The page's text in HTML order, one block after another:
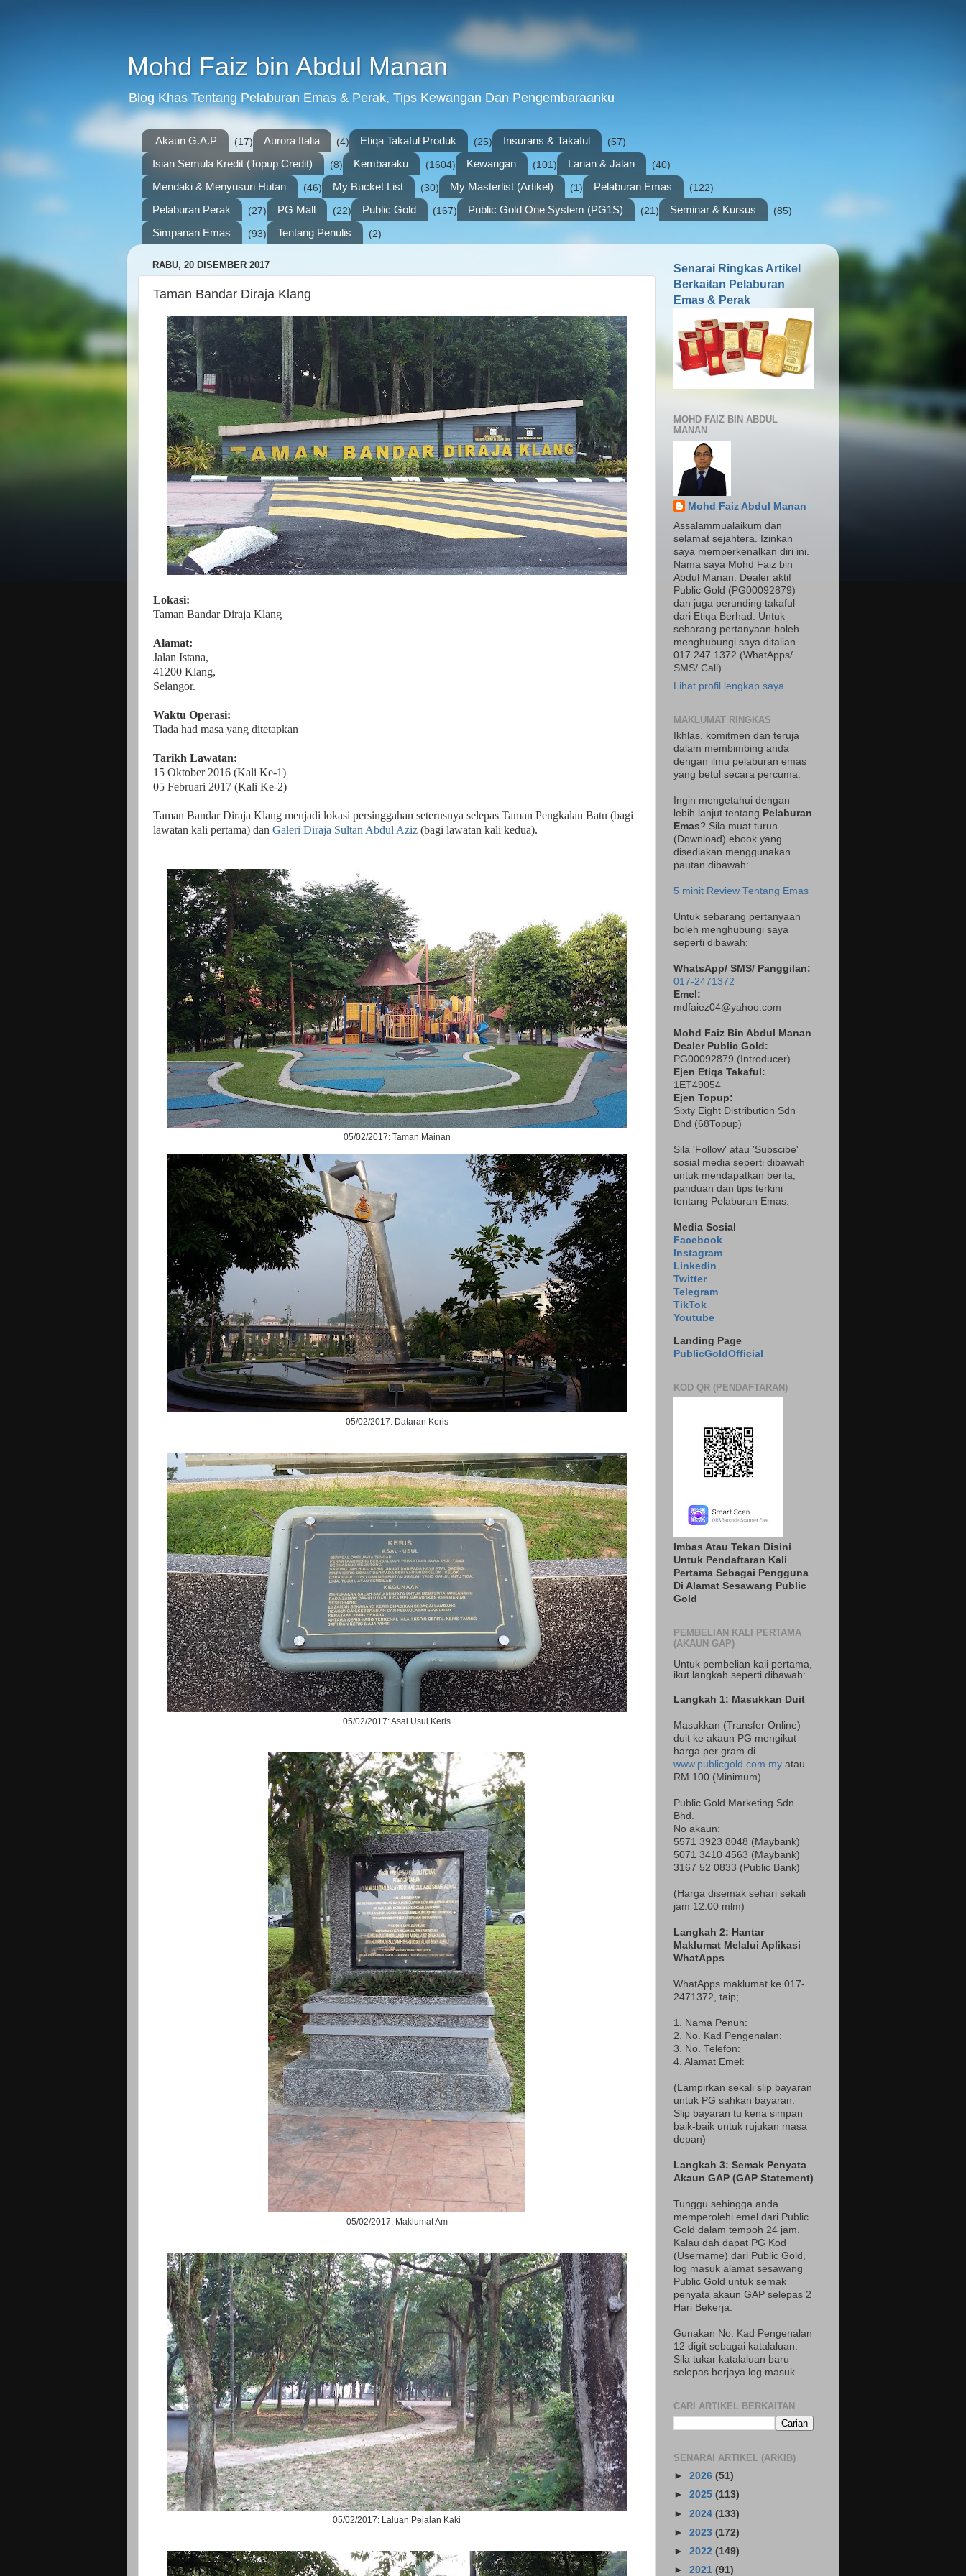
Mohd Faiz bin Abdul Manan
Blog Khas Tentang Pelaburan Emas & Perak, Tips Kewangan Dan Pengembaraanku
Akaun G.A.P (17) Aurora Italia (4) Etiqa Takaful Produk (25) Insurans & Takaful (57)
Isian Semula Kredit (Topup Credit) (8) Kembaraku (1604) Kewangan (101) Larian & Jalan (40)
Mendaki & Menyusuri Hutan (46) My Bucket List (30) My Masterlist (Artikel) (1) Pelaburan Emas (122)
Pelaburan Perak (27) PG Mall (22) Public Gold (167) Public Gold One System (PG1S) (21) Seminar & Kursus (85)
Simpanan Emas (93) Tentang Penulis (2)
RABU, 20 DISEMBER 2017
Taman Bandar Diraja Klang
Lokasi:
Taman Bandar Diraja Klang
Alamat:
Jalan Istana,
41200 Klang,
Selangor.
Waktu Operasi:
Tiada had masa yang ditetapkan
Tarikh Lawatan:
15 Oktober 2016 (Kali Ke-1)
05 Februari 2017 (Kali Ke-2)
Taman Bandar Diraja Klang menjadi lokasi persinggahan seterusnya selepas Taman Pengkalan Batu (bagi
lawatan kali pertama) dan Galeri Diraja Sultan Abdul Aziz (bagi lawatan kali kedua).
05/02/2017: Taman Mainan
05/02/2017: Dataran Keris
05/02/2017: Asal Usul Keris
05/02/2017: Maklumat Am
05/02/2017: Laluan Pejalan Kaki
Senarai Ringkas Artikel
Berkaitan Pelaburan
Emas & Perak
MOHD FAIZ BIN ABDUL
MANAN
Mohd Faiz Abdul Manan
Assalammualaikum dan
selamat sejahtera. Izinkan
saya memperkenalkan diri ini.
Nama saya Mohd Faiz bin
Abdul Manan. Dealer aktif
Public Gold (PG00092879)
dan juga perunding takaful
dari Etiqa Berhad. Untuk
sebarang pertanyaan boleh
menghubungi saya ditalian
017 247 1372 (WhatApps/
SMS/ Call)
Lihat profil lengkap saya
MAKLUMAT RINGKAS
Ikhlas, komitmen dan teruja
dalam membimbing anda
dengan ilmu pelaburan emas
yang betul secara percuma.
Ingin mengetahui dengan
lebih lanjut tentang Pelaburan
Emas? Sila muat turun
(Download) ebook yang
disediakan menggunakan
pautan dibawah:
5 minit Review Tentang Emas
Untuk sebarang pertanyaan
boleh menghubungi saya
seperti dibawah;
WhatsApp/ SMS/ Panggilan:
017-2471372
Emel:
mdfaiez04@yahoo.com
Mohd Faiz Bin Abdul Manan
Dealer Public Gold:
PG00092879 ( Introducer)
Ejen Etiqa Takaful:
1ET49054
Ejen Topup:
Sixty Eight Distribution Sdn
Bhd (68Topup)
Sila 'Follow' atau 'Subscibe'
sosial media seperti dibawah
untuk mendapatkan berita,
panduan dan tips terkini
tentang Pelaburan Emas.
Media Sosial
Facebook
Instagram
Linkedin
Twitter
Telegram
TikTok
Youtube
Landing Page
PublicGoldOfficial
KOD QR (PENDAFTARAN)
Imbas Atau Tekan Disini
Untuk Pendaftaran Kali
Pertama Sebagai Pengguna
Di Alamat Sesawang Public
Gold
PEMBELIAN KALI PERTAMA
(AKAUN GAP)
Untuk pembelian kali pertama,
ikut langkah seperti dibawah:
Langkah 1: Masukkan Duit
Masukkan (Transfer Online)
duit ke akaun PG mengikut
harga per gram di
www.publicgold.com.my atau
RM 100 (Minimum)
Public Gold Marketing Sdn.
Bhd.
No akaun:
5571 3923 8048 (Maybank)
5071 3410 4563 (Maybank)
3167 52 0833 (Public Bank)
(Harga disemak sehari sekali
jam 12.00 mlm)
Langkah 2: Hantar
Maklumat Melalui Aplikasi
WhatApps
WhatApps maklumat ke 017-
2471372 , taip;
1. Nama Penuh:
2. No. Kad Pengenalan:
3. No. Telefon:
4. Alamat Emel:
(Lampirkan sekali slip bayaran
untuk PG sahkan bayaran.
Slip bayaran tu kena simpan
baik-baik untuk rujukan masa
depan)
Langkah 3: Semak Penyata
Akaun GAP (GAP Statement)
Tunggu sehingga anda
memperolehi emel dari Public
Gold dalam tempoh 24 jam.
Kalau dah dapat PG Kod
(Username) dari Public Gold,
log masuk alamat sesawang
Public Gold untuk semak
penyata akaun GAP selepas 2
Hari Bekerja.
Gunakan No. Kad Pengenalan
12 digit sebagai katalaluan.
Sila tukar katalaluan baru
selepas berjaya log masuk.
CARI ARTIKEL BERKAITAN
SENARAI ARTIKEL (ARKIB)
► 2026 (51)
► 2025 (113)
► 2024 (133)
► 2023 (172)
► 2022 (149)
► 2021 (91)